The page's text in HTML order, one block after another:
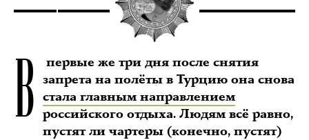
В
первые же три дня после снятия
запрета на полёты в Турцию она снова
стала главным направлением
российского отдыха. Людям всё равно,
пустят ли чартеры (конечно, пустят)